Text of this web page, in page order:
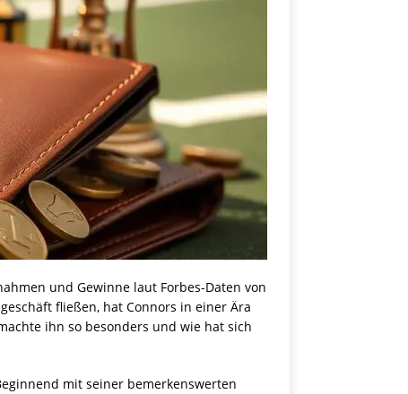
und Gewinne laut Forbes-Daten von
fließen, hat Connors in einer Ära
ihn so besonders und wie hat sich
mit seiner bemerkenswerten